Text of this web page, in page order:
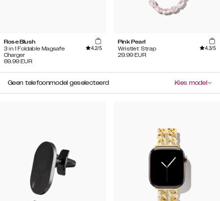
Rose Blush
3 in 1 Foldable Magsafe
Charger
4.2/5
69.99 EUR
Pink Pearl
Wristlet Strap
4.3/5
29.99 EUR
Geen telefoonmodel geselecteerd Kies model